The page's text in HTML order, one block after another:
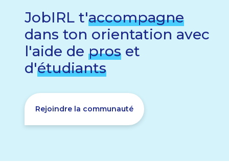
JobIRL t'accompagne
dans ton orientation avec
l'aide de pros et
d'étudiants
Rejoindre la communauté